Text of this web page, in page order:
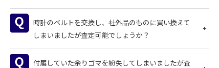
時計のベルトを交換し、社外品のものに買い換えて
しまいましたが査定可能でしょうか？
付属していた余りゴマを紛失してしまいましたが査